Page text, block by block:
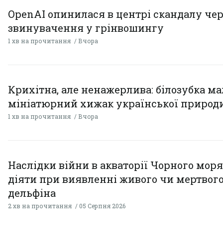
OpenAI опинилася в центрі скандалу
звинувачення у грінвошингу
1 хв на прочитання Вчора
Крихітна, але ненажерлива: білозубка
мініатюрний хижак української
1 хв на прочитання Вчора
Наслідки війни в акваторії Чорного
діяти при виявленні живого чи
дельфіна
2 хв на прочитання 05 Серпня 2026